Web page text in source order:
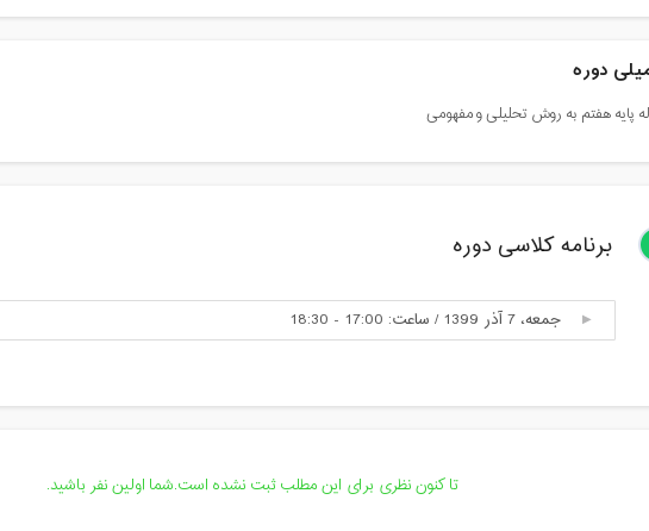
دوره
پایه هفتم به روش تحلیلی و مفهومی
برنامه کلاسی دوره
جمعه، 7 آذر 1399 / ساعت: 17:00 - 18:30
تا کنون نظری برای این مطلب ثبت نشده است.شما اولین نفر باشید.